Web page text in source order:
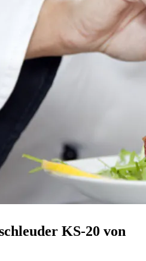
KS-20 von